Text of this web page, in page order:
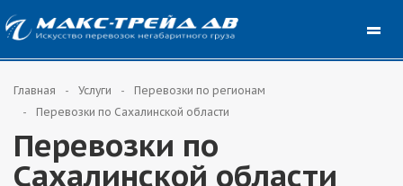
Главная Услуги
Перевозки по регионам
Перевозки по Сахалинской области
Перевозки по
Сахалинской области